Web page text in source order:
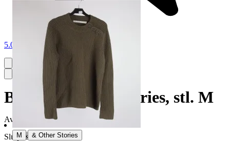
5.0
Byxor, & Other Stories, stl. M
Avslutad
24 maj 19:31
Slutpris
M | & Other Stories